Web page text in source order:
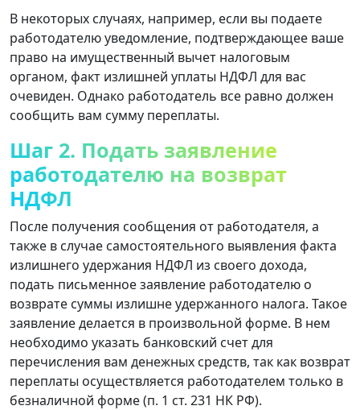
В некоторых случаях, например, если вы подаете
работодателю уведомление, подтверждающее ваше
право на имущественный вычет налоговым
органом, факт излишней уплаты НДФЛ для вас
очевиден. Однако работодатель все равно должен
сообщить вам сумму переплаты.
Шаг 2. Подать заявление
работодателю на возврат
НДФЛ
После получения сообщения от работодателя, а
также в случае самостоятельного выявления факта
излишнего удержания НДФЛ из своего дохода,
подать письменное заявление работодателю о
возврате суммы излишне удержанного налога. Такое
заявление делается в произвольной форме. В нем
необходимо указать банковский счет для
перечисления вам денежных средств, так как возврат
переплаты осуществляется работодателем только в
безналичной форме (п. 1 ст. 231 НК РФ).